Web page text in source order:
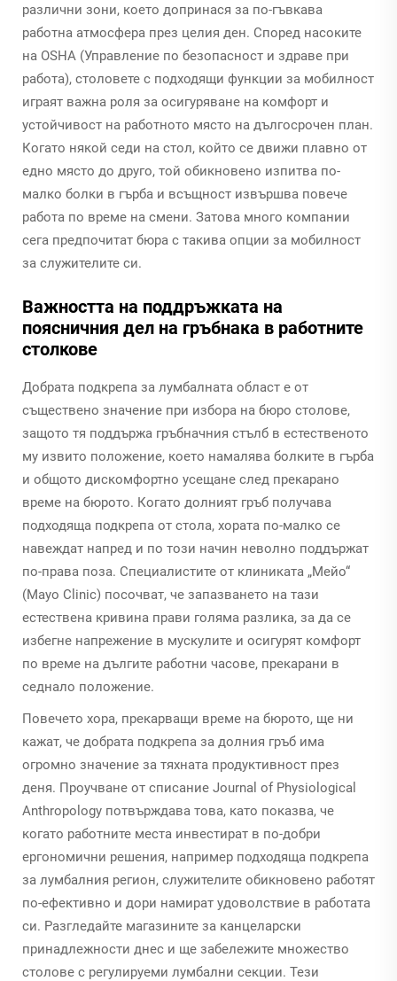
различни зони, което допринася за по-гъвкава
работна атмосфера през целия ден. Според насоките
на OSHA (Управление по безопасност и здраве при
работа), столовете с подходящи функции за мобилност
играят важна роля за осигуряване на комфорт и
устойчивост на работното място на дългосрочен план.
Когато някой седи на стол, който се движи плавно от
едно място до друго, той обикновено изпитва по-
малко болки в гърба и всъщност извършва повече
работа по време на смени. Затова много компании
сега предпочитат бюра с такива опции за мобилност
за служителите си.
Важността на поддръжката на
поясничния дел на гръбнака в работните
столкове
Добрата подкрепа за лумбалната област е от
съществено значение при избора на бюро столове,
защото тя поддържа гръбначния стълб в естественото
му извито положение, което намалява болките в гърба
и общото дискомфортно усещане след прекарано
време на бюрото. Когато долният гръб получава
подходяща подкрепа от стола, хората по-малко се
навеждат напред и по този начин неволно поддържат
по-права поза. Специалистите от клиниката „Мейо“
(Mayo Clinic) посочват, че запазването на тази
естествена кривина прави голяма разлика, за да се
избегне напрежение в мускулите и осигурят комфорт
по време на дългите работни часове, прекарани в
седнало положение.
Повечето хора, прекарващи време на бюрото, ще ни
кажат, че добрата подкрепа за долния гръб има
огромно значение за тяхната продуктивност през
деня. Проучване от списание Journal of Physiological
Anthropology потвърждава това, като показва, че
когато работните места инвестират в по-добри
ергономични решения, например подходяща подкрепа
за лумбалния регион, служителите обикновено работят
по-ефективно и дори намират удоволствие в работата
си. Разгледайте магазините за канцеларски
принадлежности днес и ще забележите множество
столове с регулируеми лумбални секции. Тези